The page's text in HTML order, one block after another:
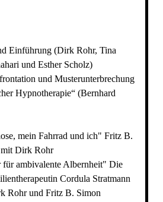
Einführung (Dirk Rohr, Tina
und Esther Scholz)
und Musterunterbrechung
Hypnotherapie“ (Bernhard
mein Fahrrad und ich" Fritz B.
mit Dirk Rohr
für ambivalente Albernheit" Die
Cordula Stratmann
Rohr und Fritz B. Simon